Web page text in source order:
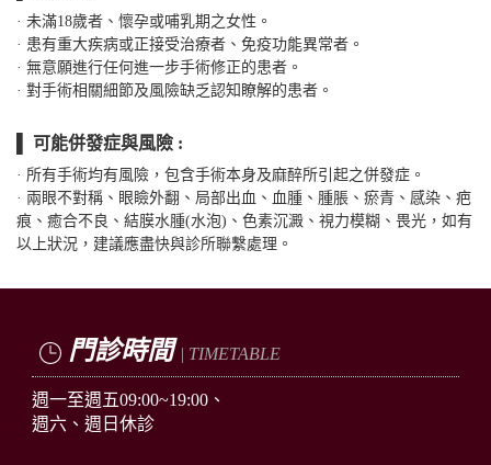
· 未滿18歲者、懷孕或哺乳期之女性。
· 患有重大疾病或正接受治療者、免疫功能異常者。
· 無意願進行任何進一步手術修正的患者。
· 對手術相關細節及風險缺乏認知瞭解的患者。
▌ 可能併發症與風險 :
· 所有手術均有風險，包含手術本身及麻醉所引起之併發症。
· 兩眼不對稱、眼瞼外翻、局部出血、血腫、腫脹、瘀青、感染、疤
痕、癒合不良、結膜水腫(水泡)、色素沉澱、視力模糊、畏光，如有
以上狀況，建議應盡快與診所聯繫處理。
門診時間 | TIMETABLE
週一至週五09:00~19:00、
週六、週日休診